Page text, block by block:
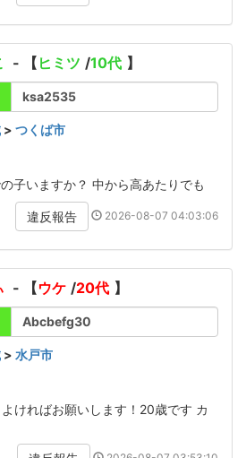
- 【 ヒミツ /10代 】
ksa2535
> つくば市
子いますか？ 中から高あたりでも
違反報告 2026-08-07 04:03:06
- 【ウケ /20代 】
Abcbefg30
> 水戸市
ければお願いします！20歳です カ